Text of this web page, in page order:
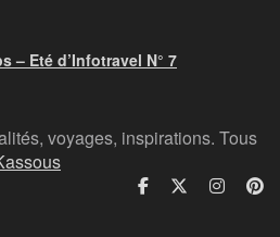
– Eté d’Infotravel N° 7
voyages, inspirations. Tous